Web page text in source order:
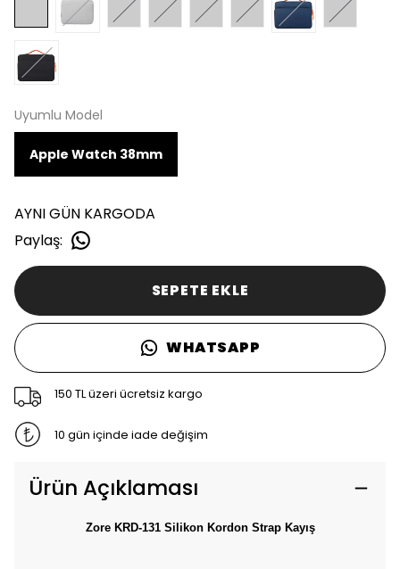
Uyumlu Model
Apple Watch 38mm
AYNI GÜN KARGODA
Paylaş:
SEPETE EKLE
WHATSAPP
150 TL üzeri ücretsiz kargo
10 gün içinde iade değişim
Ürün Açıklaması
Zore KRD-131 Silikon Kordon Strap Kayış